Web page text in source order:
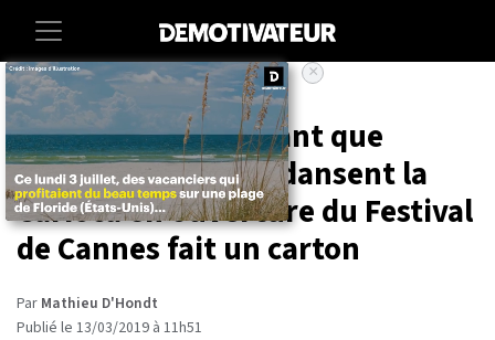
Accueil Entertainment Cinema
La pétition réclamant que
Darmon et Chabat dansent la
Carioca en ouverture du Festival
de Cannes fait un carton
Par Mathieu D'Hondt
Publié le 13/03/2019 à 11h51
×